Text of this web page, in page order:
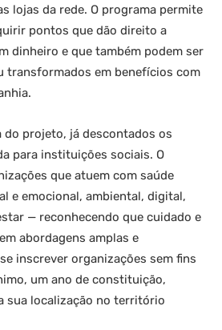
lojas da rede. O programa permite
pontos que dão direito a
dinheiro e que também podem ser
transformados em benefícios com
projeto, já descontados os
para instituições sociais. O
que atuem com saúde
e emocional, ambiental, digital,
— reconhecendo que cuidado e
abordagens amplas e
inscrever organizações sem fins
um ano de constituição,
sua localização no território